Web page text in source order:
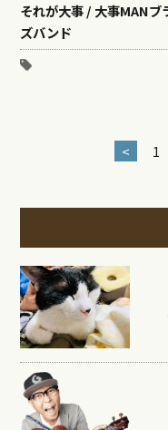
それが大事 / 大事MANブ
ズバンド
< 1